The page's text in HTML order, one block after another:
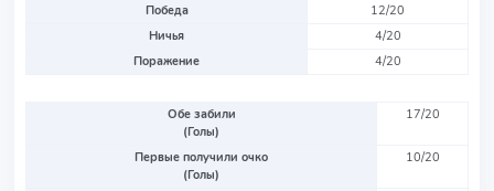
Победа
12/20
Ничья
4/20
Поражение
4/20
Обе забили
(Голы)
17/20
Первые получили очко
(Голы)
10/20